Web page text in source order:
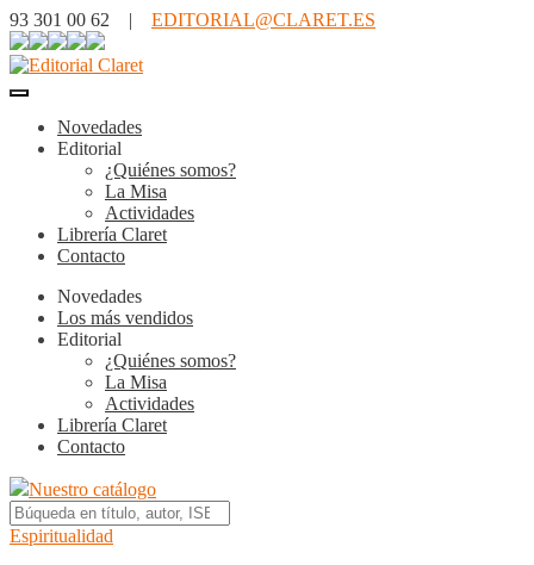
93 301 00 62 | EDITORIAL@CLARET.ES
Novedades
Editorial
¿Quiénes somos?
La Misa
Actividades
Librería Claret
Contacto
Novedades
Los más vendidos
Editorial
¿Quiénes somos?
La Misa
Actividades
Librería Claret
Contacto
Nuestro catálogo
Espiritualidad